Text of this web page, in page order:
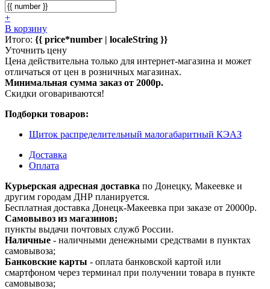
+
В корзину
Итого: {{ price*number | localeString }}
Уточнить цену
Цена действительна только для интернет-магазина и может
отличаться от цен в розничных магазинах.
Минимальная сумма заказ от 2000р.
Скидки оговариваются!
Подборки товаров:
Щиток распределительный малогабаритный КЭАЗ
Доставка
Оплата
Курьерская адресная доставка по Донецку, Макеевке и
другим городам ДНР планируется.
Бесплатная доставка Донецк-Макеевка при заказе от 20000р.
Самовывоз из магазинов;
пункты выдачи почтовых служб России.
Наличные - наличными денежными средствами в пунктах
самовывоза;
Банковские карты - оплата банковской картой или
смартфоном через терминал при получении товара в пункте
самовывоза;